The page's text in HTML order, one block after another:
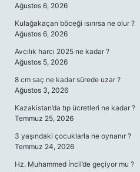
Ağustos 6, 2026
Kulağakaçan böceği ısırırsa ne olur ?
Ağustos 6, 2026
Avcılık harcı 2025 ne kadar ?
Ağustos 5, 2026
8 cm saç ne kadar sürede uzar ?
Ağustos 3, 2026
Kazakistan’da tıp ücretleri ne kadar ?
Temmuz 25, 2026
3 yaşındaki çocuklarla ne oynanır ?
Temmuz 24, 2026
Hz. Muhammed İncil’de geçiyor mu ?